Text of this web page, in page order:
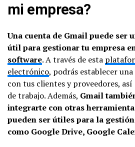
mi empresa?
Una cuenta de Gmail puede ser
útil para gestionar tu empresa
software. A través de esta
electrónico, podrás establecer
con tus clientes y proveedores,
de trabajo. Además, Gmail
integrarte con otras
pueden ser útiles para la
como Google Drive, Google